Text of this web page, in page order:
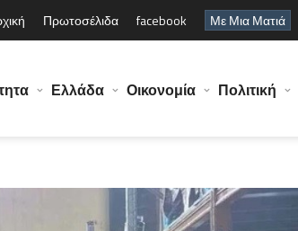
Πρωτοσέλιδα facebook Με Μια Ματιά
Ελλάδα Οικονομία Πολιτική